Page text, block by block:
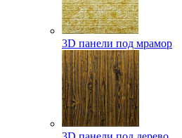
3D панели под мрамор